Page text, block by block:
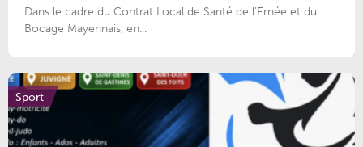
Dans le cadre du Contrat Local de Santé de l’Ernée et du
Bocage Mayennais, en...
Sport